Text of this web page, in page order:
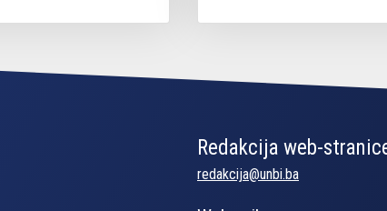
Pedagoški fakultet
Tel.: 037229850 | Fax: 037229878
Redakcija web-
redakcija@unbi.ba